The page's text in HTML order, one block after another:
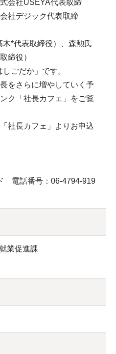
会社USEYA代表取締
社デジック代表取締
*代表取締役）、森勲氏
締役）
ごだか」です。
をさらに増やしていく予
ク「社長カフェ」をご覧
社長カフェ」よりお申込
電話番号：06-4794-919
業促進課